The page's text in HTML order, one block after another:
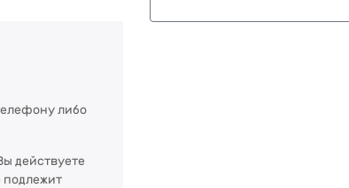
либо
действуете
подлежит